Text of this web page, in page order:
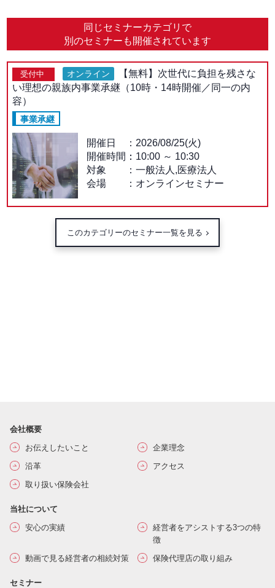
同じセミナーカテゴリで
別のセミナーも開催されています
受付中 オンライン
【無料】次世代に負担を残さな
い理想の親族内事業承継（10時・14時開催／同一の内
容）
事業承継
開催日
2026/08/25(火)
開催時間： 10:00～ 10:30
対象
一般法人,医療法人
会場
オンラインセミナー
このカテゴリーのセミナー一覧を見る
会社概要
お伝えしたいこと
企業理念
沿革
アクセス
取り扱い保険会社
当社について
安心の実績
経営者をアシストする3つの特
徴
動画で見る経営者の相続対策
保険代理店の取り組み
セミナー